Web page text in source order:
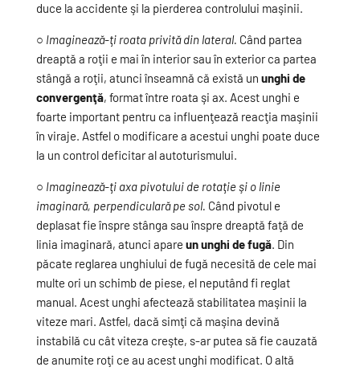
duce la accidente şi la pierderea controlului maşinii.
○ Imaginează-ţi roata privită din lateral. Când partea
dreaptă a roţii e mai în interior sau în exterior ca partea
stângă a roţii, atunci înseamnă că există un unghi de
convergenţă, format între roata şi ax. Acest unghi e
foarte important pentru ca influenţează reacţia maşinii
în viraje. Astfel o modificare a acestui unghi poate duce
la un control deficitar al autoturismului.
○ Imaginează-ţi axa pivotului de rotaţie şi o linie
imaginară, perpendiculară pe sol. Când pivotul e
deplasat fie înspre stânga sau înspre dreaptă faţă de
linia imaginară, atunci apare un unghi de fugă. Din
păcate reglarea unghiului de fugă necesită de cele mai
multe ori un schimb de piese, el neputând fi reglat
manual. Acest unghi afectează stabilitatea maşinii la
viteze mari. Astfel, dacă simţi că maşina devină
instabilă cu cât viteza creşte, s-ar putea să fie cauzată
de anumite roţi ce au acest unghi modificat. O altă